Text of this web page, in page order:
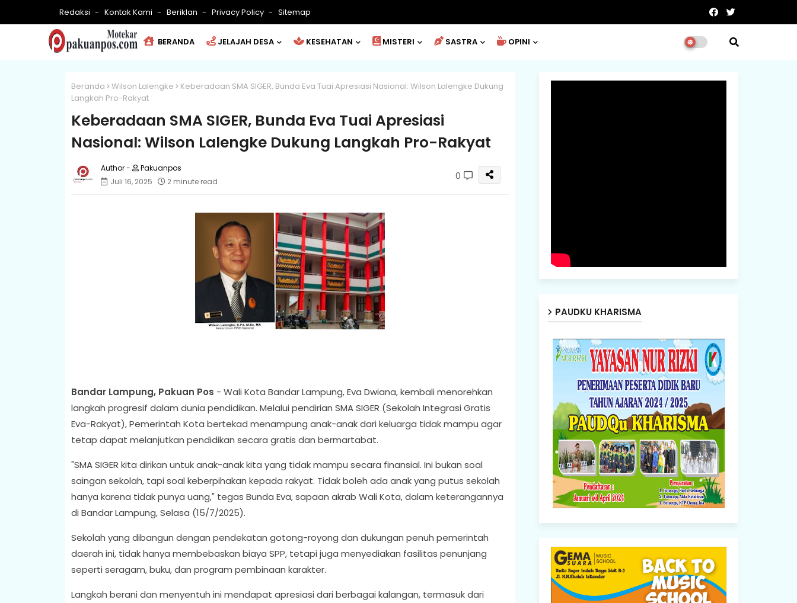
Redaksi Kontak Kami Beriklan Privacy Policy Sitemap
BERANDA JELAJAH DESA KESEHATAN MISTERI SASTRA OPINI
Beranda Wilson Lalengke
Keberadaan SMA SIGER, Bunda Eva Tuai Apresiasi Nasional: Wilson Lalengke Dukung
Langkah Pro-Rakyat
Keberadaan SMA SIGER, Bunda Eva Tuai Apresiasi
Nasional: Wilson Lalengke Dukung Langkah Pro-Rakyat
Pakuanpos
Juli 16, 2025
2 minute read 0
Bandar Lampung, Pakuan Pos - Wali Kota Bandar Lampung, Eva Dwiana, kembali menorehkan
langkah progresif dalam dunia pendidikan. Melalui pendirian SMA SIGER (Sekolah Integrasi Gratis
Eva-Rakyat), Pemerintah Kota bertekad menampung anak-anak dari keluarga tidak mampu agar
tetap dapat melanjutkan pendidikan secara gratis dan bermartabat.
"SMA SIGER kita dirikan untuk anak-anak kita yang tidak mampu secara finansial. Ini bukan soal
saingan sekolah, tapi soal keberpihakan kepada rakyat. Tidak boleh ada anak yang putus sekolah
hanya karena tidak punya uang," tegas Bunda Eva, sapaan akrab Wali Kota, dalam keterangannya
di Bandar Lampung, Selasa (15/7/2025).
Sekolah yang dibangun dengan pendekatan gotong-royong dan dukungan penuh pemerintah
daerah ini, tidak hanya membebaskan biaya SPP, tetapi juga menyediakan fasilitas penunjang
seperti seragam, buku, dan program pembinaan karakter.
Langkah berani dan menyentuh ini mendapat apresiasi dari berbagai kalangan, termasuk dari
PAUDKU KHARISMA